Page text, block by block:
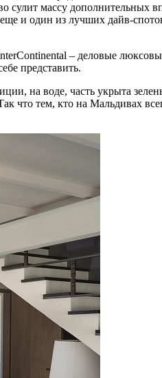
массу дополнительных
и один из лучших дайв-
– деловые
представить.
на воде, часть укрыта
что тем, кто на Мальдивах